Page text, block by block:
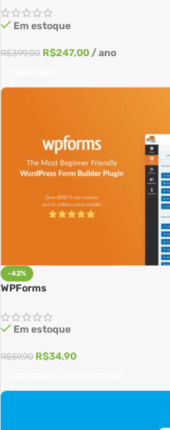
Em estoque
R$399,00 R$247,00 / ano
-42%
WPForms
Em estoque
R$59,90 R$34,90